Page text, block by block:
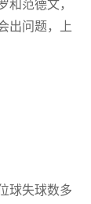
和范德文，
出问题，上
球失球数多